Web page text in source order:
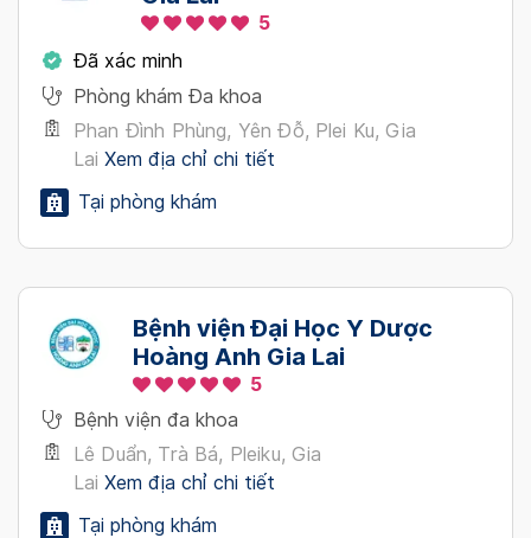
5
Đã xác minh
Phòng khám Đa khoa
Phan Đình Phùng, Yên Đỗ, Plei Ku, Gia
Lai Xem địa chỉ chi tiết
Tại phòng khám
Bệnh viện Đại Học Y Dược
Hoàng Anh Gia Lai
5
Bệnh viện đa khoa
Lê Duẩn, Trà Bá, Pleiku, Gia
Lai Xem địa chỉ chi tiết
Tại phòng khám